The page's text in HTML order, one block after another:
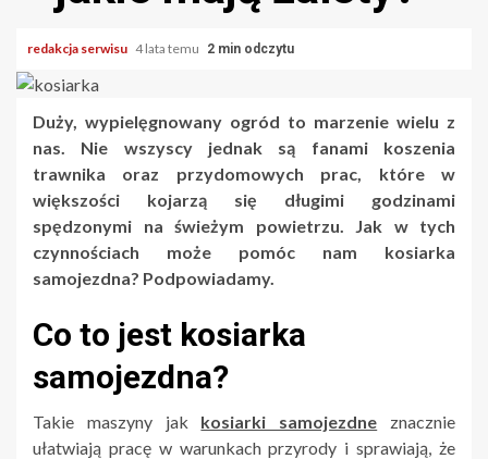
redakcja serwisu 4 lata temu 2 min odczytu
Duży, wypielęgnowany ogród to marzenie wielu z
nas. Nie wszyscy jednak są fanami koszenia
trawnika oraz przydomowych prac, które w
większości kojarzą się długimi godzinami
spędzonymi na świeżym powietrzu. Jak w tych
czynnościach może pomóc nam kosiarka
samojezdna? Podpowiadamy.
Co to jest kosiarka
samojezdna?
Takie maszyny jak kosiarki samojezdne znacznie
ułatwiają pracę w warunkach przyrody i sprawiają, że